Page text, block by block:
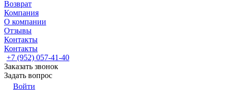
Возврат
Компания
О компании
Отзывы
Контакты
Контакты
+7 (952) 057-41-40
Заказать звонок
Задать вопрос
Войти